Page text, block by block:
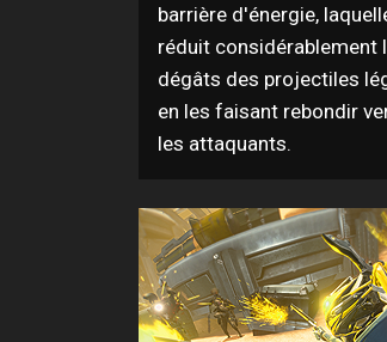
barrière d'énergie,
réduit considérablement
dégâts des projectiles
en les faisant rebondir
les attaquants.